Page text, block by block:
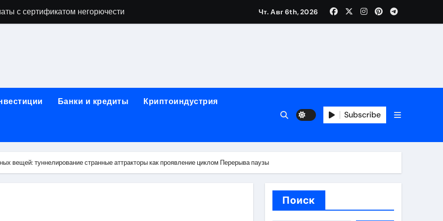
с сертификатом негорючести
и направляющих для конвейерных лент
лотков для хранения электронных компонентов
этапы строительства, проверка застройщика и сценарии оформления сделки
информация о сельскохозяйственных предприятиях
Чт. Авг 6th, 2026
Банки и кредиты Криптоиндустрия
Subscribe
вещей: туннелирование странные аттракторы как проявление циклом Перерыва паузы
Поиск